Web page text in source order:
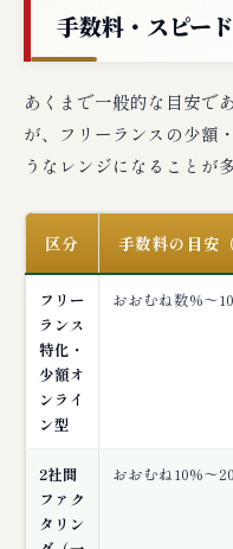
手数料・スピー
あくまで一般的な目安で
が、フリーランスの少額
うなレンジになることが
区分 手数料の目安
フリー
ランス
特化・
少額オ
ンライ
ン型
おおむね数%〜
2社間
ファク
タリン
おおむね10%〜